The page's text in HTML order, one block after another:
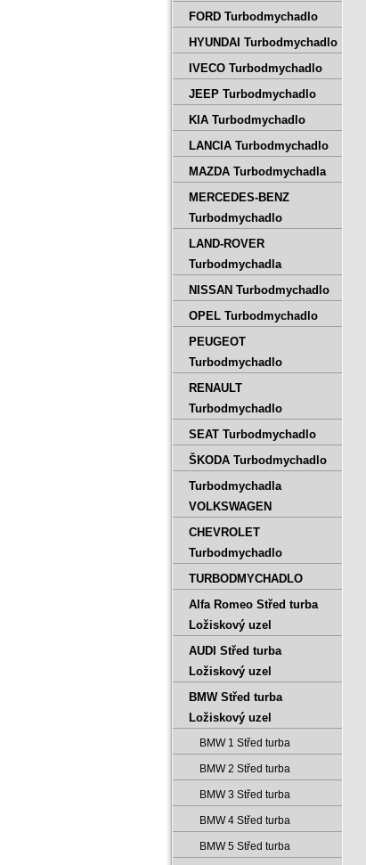
FORD Turbodmychadlo
HYUNDAI Turbodmychadlo
IVECO Turbodmychadlo
JEEP Turbodmychadlo
KIA Turbodmychadlo
LANCIA Turbodmychadlo
MAZDA Turbodmychadla
MERCEDES-BENZ
Turbodmychadlo
LAND-ROVER
Turbodmychadla
NISSAN Turbodmychadlo
OPEL Turbodmychadlo
PEUGEOT
Turbodmychadlo
RENAULT
Turbodmychadlo
SEAT Turbodmychadlo
ŠKODA Turbodmychadlo
Turbodmychadla
VOLKSWAGEN
CHEVROLET
Turbodmychadlo
TURBODMYCHADLO
Alfa Romeo Střed turba
Ložiskový uzel
AUDI Střed turba
Ložiskový uzel
BMW Střed turba
Ložiskový uzel
BMW 1 Střed turba
BMW 2 Střed turba
BMW 3 Střed turba
BMW 4 Střed turba
BMW 5 Střed turba